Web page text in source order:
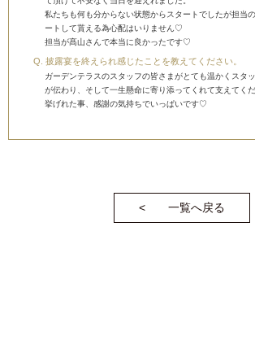
私たちも何も分からない状態からスタートでしたが担当
ートして貰える為心配はいりません♡
担当が髙山さんで本当に良かったです♡
披露宴を終えられ感じたことを教えてください。
ガーデンテラスのスタッフの皆さまがとても温かくスタ
が伝わり、そして一生懸命に寄り添ってくれて支えてく
挙げれた事、感謝の気持ちでいっぱいです♡
一覧へ戻る